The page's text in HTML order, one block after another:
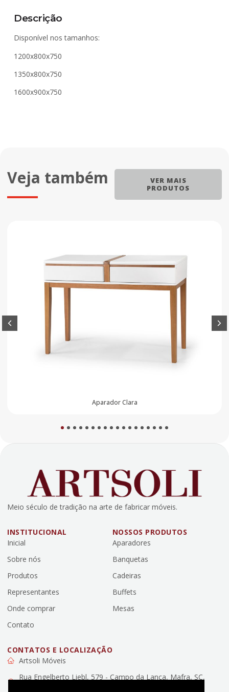
Descrição
Disponível nos tamanhos:
1200x800x750
1350x800x750
1600x900x750
Veja também
VER MAIS
PRODUTOS
5 6 7 8 9 101112131415161718
Meio século de tradição na arte de fabricar móveis.
INSTITUCIONAL
Inicial
Sobre nós
Produtos
Representantes
Onde comprar
Contato
NOSSOS PRODUTOS
Aparadores
Banquetas
Cadeiras
Buffets
Mesas
CONTATOS E LOCALIZAÇÃO
Artsoli Móveis
Rua Engelberto Liebl, 579 - Campo da Lança, Mafra, SC,